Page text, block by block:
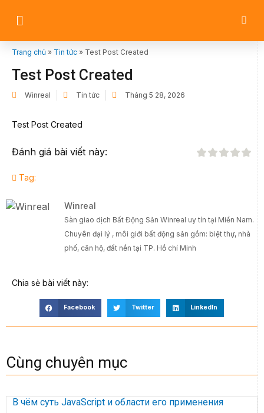
Trang chủ » Tin tức » Test Post Created
Test Post Created
Winreal Tin tức Tháng 5 28, 2026
Test Post Created
Đánh giá bài viết này:
Tag:
Winreal
Sàn giao dịch Bất Động Sản Winreal uy tín tại Miền Nam.
Chuyên đại lý , môi giới bất động sản gồm: biệt thự, nhà
phố, căn hộ, đất nền tại TP. Hồ chí Minh
Chia sẻ bài viết này:
Facebook Twitter LinkedIn
Cùng chuyên mục
В чём суть JavaScript и области его применения